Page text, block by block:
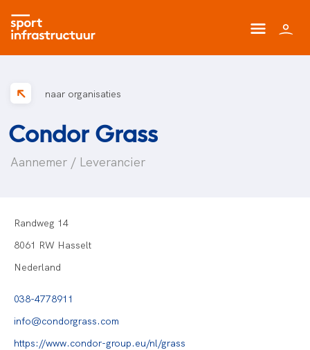
naar organisaties
Condor Grass
Aannemer / Leverancier
Randweg 14
8061 RW Hasselt
Nederland
038-4778911
info@condorgrass.com
https://www.condor-group.eu/nl/grass